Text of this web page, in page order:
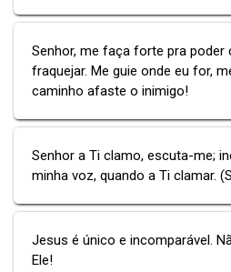
Senhor, me faça forte pra poder
fraquejar. Me guie onde eu for,
caminho afaste o inimigo!
Senhor a Ti clamo, escuta-me;
minha voz, quando a Ti clamar.
Jesus é único e incomparável.
Ele!